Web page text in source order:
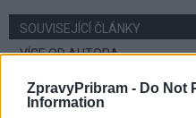
ZpravyPribram - Do Not
Information
SOUVISEJÍCÍ ČLÁNKY
VÍCE OD AUTORA
Dnes se v